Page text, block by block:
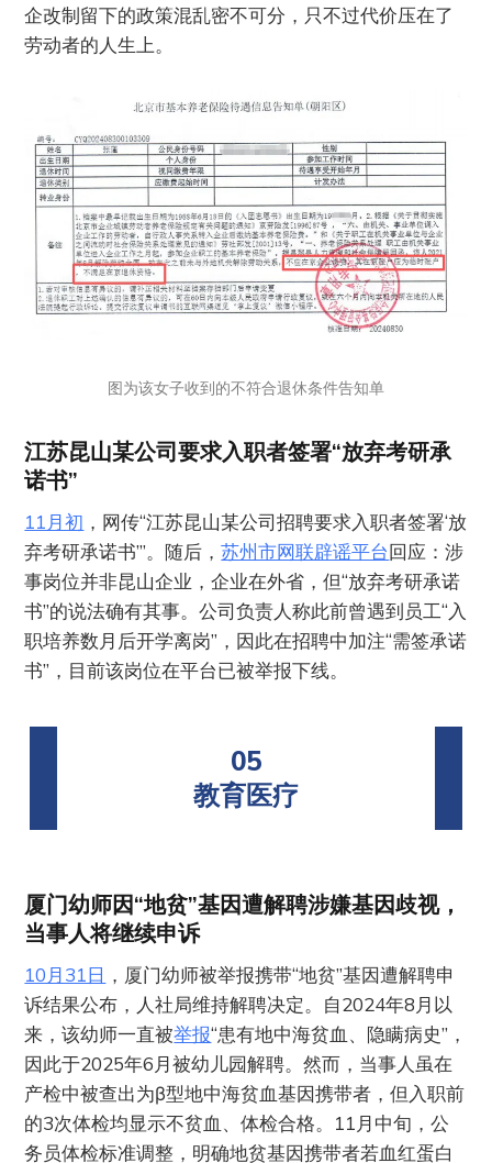
企改制留下的政策混乱密不可分，只不过代价压在了
劳动者的人生上。
图为该女子收到的不符合退休条件告知单
江苏昆山某公司要求入职者签署“放弃考研承
诺书”
11月初 ，网传“江苏昆山某公司招聘要求入职者签署‘放
弃考研承诺书’”。随后，苏州市网联辟谣平台回应：涉
事岗位并非昆山企业，企业在外省，但“放弃考研承诺
书”的说法确有其事。公司负责人称此前曾遇到员工“入
职培养数月后开学离岗”，因此在招聘中加注“需签承诺
书”，目前该岗位在平台已被举报下线。
05
教育医疗
厦门幼师因“地贫”基因遭解聘涉嫌基因歧视，
当事人将继续申诉
10月31日 ，厦门幼师被举报携带“地贫”基因遭解聘申
诉结果公布，人社局维持解聘决定。自2024年8月以
来，该幼师一直被举报“患有地中海贫血、隐瞒病史”，
因此于2025年6月被幼儿园解聘。然而，当事人虽在
产检中被查出为β型地中海贫血基因携带者，但入职前
的3次体检均显示不贫血、体检合格。11月中旬，公
务员体检标准调整，明确地贫基因携带者若血红蛋白